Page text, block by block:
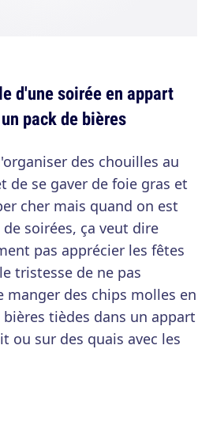
d'une soirée en appart
pack de bières
des chouilles au
de se gaver de foie gras et
cher mais quand on est
soirées, ça veut dire
pas apprécier les fêtes
tristesse de ne pas
manger des chips molles en
tièdes dans un appart
ou sur des quais avec les